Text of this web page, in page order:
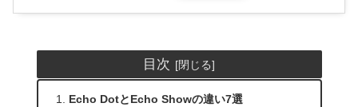
目次
Echo DotとEcho Showの違い7選